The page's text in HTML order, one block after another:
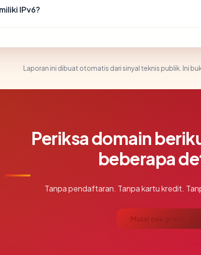
IPv6?
Laporan ini dibuat otomatis dari sinyal teknis publik. Ini
Periksa domain
beberapa
Tanpa pendaftaran. Tanpa kartu kredit.
Mulai cek gratis →